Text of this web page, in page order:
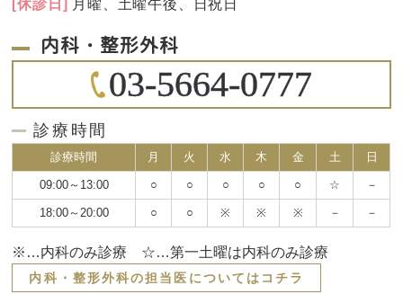
[休診日] 月曜、土曜午後、日祝日
内科・整形外科
03-5664-0777
診療時間
診療時間 月 火 水 木 金 土 日
09:00～13:00 ○ ○ ○ ○ ○ ☆ －
18:00～20:00 ○ ○ ※ ※ ※ － －
※…内科のみ診療 ☆…第一土曜は内科のみ診療
内科・整形外科の担当医についてはコチラ